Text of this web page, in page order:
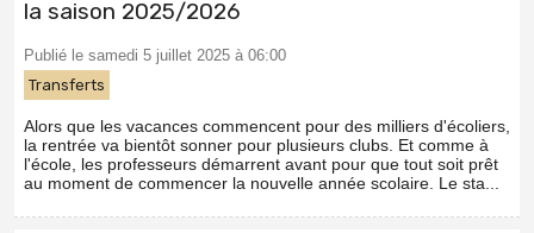
la saison 2025/2026
Publié le samedi 5 juillet 2025 à 06:00
Transferts
Alors que les vacances commencent pour des milliers d'écoliers,
la rentrée va bientôt sonner pour plusieurs clubs. Et comme à
l'école, les professeurs démarrent avant pour que tout soit prêt
au moment de commencer la nouvelle année scolaire. Le sta...